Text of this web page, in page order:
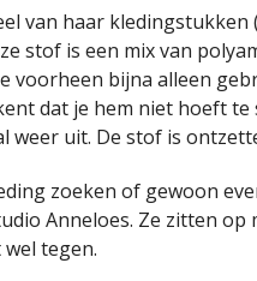
van haar
stof is een mix van
voorheen bijna alleen
dat je hem niet hoeft
weer uit. De stof is
zoeken of gewoon
Anneloes. Ze zitten op
tegen.